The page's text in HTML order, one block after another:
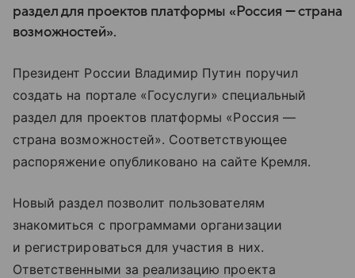
раздел для проектов платформы «Россия — страна
возможностей».
Президент России Владимир Путин поручил
создать на портале «Госуслуги» специальный
раздел для проектов платформы «Россия —
страна возможностей». Соответствующее
распоряжение опубликовано на сайте Кремля.
Новый раздел позволит пользователям
знакомиться с программами организации
и регистрироваться для участия в них.
Ответственными за реализацию проекта